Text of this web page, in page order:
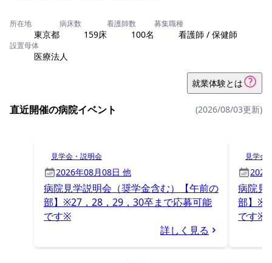
所在地
東京都
病床数
159床
看護師数
100名
募集職種
看護師 / 保健師
設置母体
医療法人
就業体験とは
直近開催の病院イベント (2026/08/03更新)
見学会・説明会
2026年08月08日 他
病院見学説明会（奨学金含む）【午前の
部】※27，28，29，30卒まで応募可能
です※
詳しく見る
見学会
2026
病院見
部】
です※